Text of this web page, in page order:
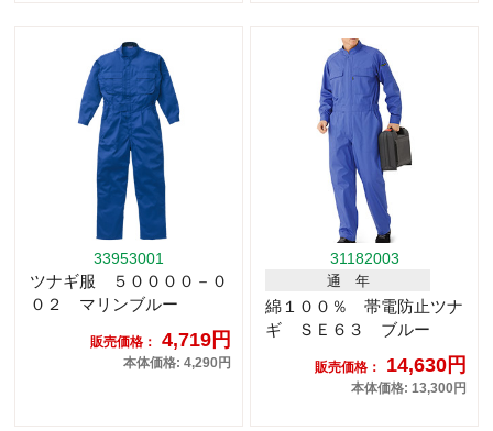
33953001
ツナギ服 ５００００－０
０２ マリンブルー
販売価格： 4,719円
本体価格: 4,290円
31182003
通 年
綿１００％ 帯電防止ツナ
ギ ＳＥ６３ ブルー
販売価格： 14,630円
本体価格: 13,300円